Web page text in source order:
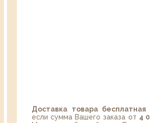
Доставка товара бесплатная
если сумма Вашего заказа от 4